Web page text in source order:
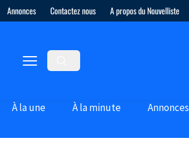
Annonces Contactez nous A propos du Nouvelliste
À la une À la minute Annonces